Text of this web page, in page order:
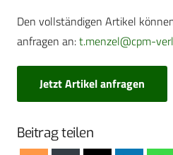
Den vollständigen Artikel
anfragen an:t.menzel@cpm-
Jetzt Artikel anfragen
Beitrag teilen